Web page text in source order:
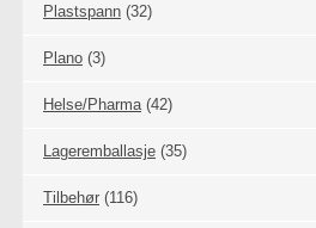
Plastspann (32)
Plano (3)
Helse/Pharma (42)
Lageremballasje (35)
Tilbehør (116)